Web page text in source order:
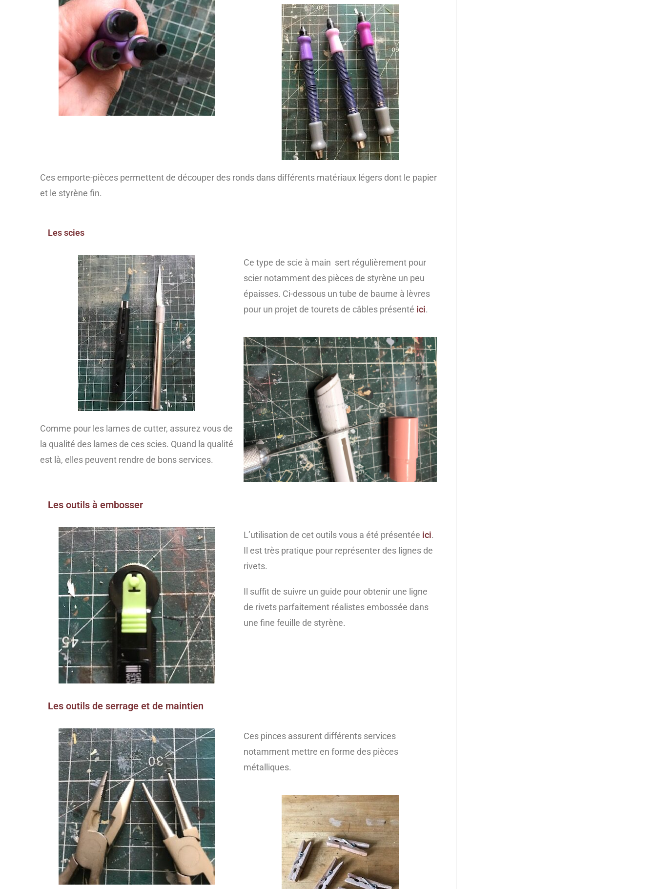
Ces emporte-pièces permettent de découper des ronds dans différents matériaux légers dont le papier
et le styrène fin.
Les scies
Comme pour les lames de cutter, assurez vous de
la qualité des lames de ces scies. Quand la qualité
est là, elles peuvent rendre de bons services.
Ce type de scie à main sert régulièrement pour
scier notamment des pièces de styrène un peu
épaisses. Ci-dessous un tube de baume à lèvres
pour un projet de tourets de câbles présenté ici.
Les outils à embosser
L’utilisation de cet outils vous a été présentée ici.
Il est très pratique pour représenter des lignes de
rivets.
Il suffit de suivre un guide pour obtenir une ligne
de rivets parfaitement réalistes embossée dans
une fine feuille de styrène.
Les outils de serrage et de maintien
Ces pinces assurent différents services
notamment mettre en forme des pièces
métalliques.